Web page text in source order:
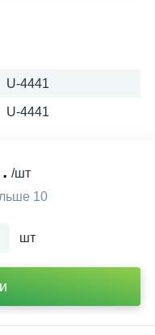
U-4441
U-4441
/шт
10
шт